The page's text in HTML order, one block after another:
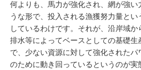
何よりも、馬力が強化され、網が強い
うな形で、投入される漁獲努力量と
しているわけです。それが、沿岸域
排水等によってベースとしての基礎生
で、少ない資源に対して強化されたパ
のために動き回っているというのが実